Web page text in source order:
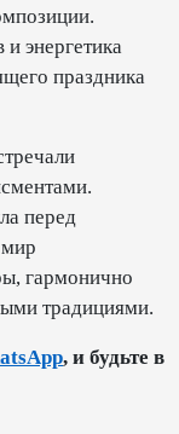
энергетика
праздника
перед
гармонично
традициями.
, и будьте в